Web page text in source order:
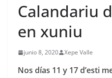
Calandariu
en xuniu
junio 8, 2020 Xepe Valle
Nos días 11 y 17 d’esti